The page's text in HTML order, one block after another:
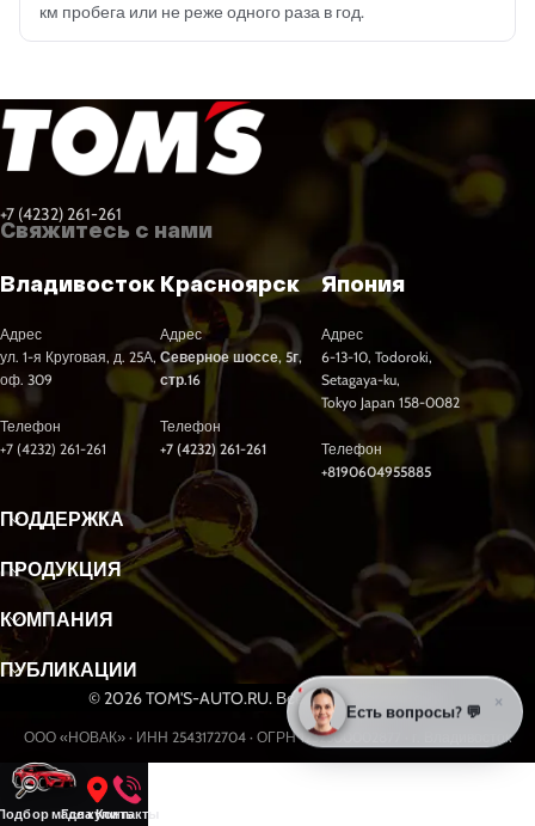
км пробега или не реже одного раза в год.
+7 (4232) 261-261
Свяжитесь с нами
Владивосток
Адрес
ул. 1-я Круговая, д. 25А,
оф. 309
Телефон
+7 (4232) 261-261
Красноярск
Адрес
Северное шоссе, 5г,
стр.16
Телефон
+7 (4232) 261-261
Япония
Адрес
6-13-10, Todoroki,
Setagaya-ku,
Tokyo Japan 158-0082
Телефон
+8190604955885
ПОДДЕРЖКА
ПРОДУКЦИЯ
КОМПАНИЯ
ПУБЛИКАЦИИ
© 2026 TOM'S-AUTO.RU. Все права защищены.
ООО «НОВАК» · ИНН 2543172704 · ОГРН 1232500002877 · г. Владивосток
Разработка и продвижение сайтов webseed.ru
масла
Где купить
Контакты
Есть вопросы? 💬 ×